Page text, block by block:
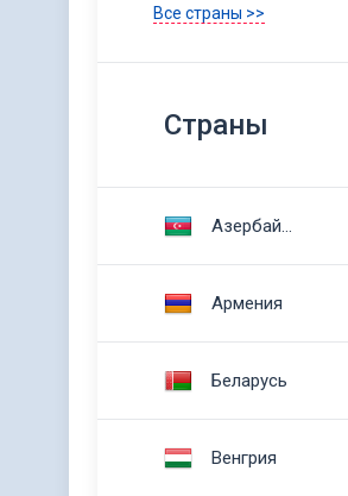
Все страны >>
Cтраны
Армения
Беларусь
Венгрия